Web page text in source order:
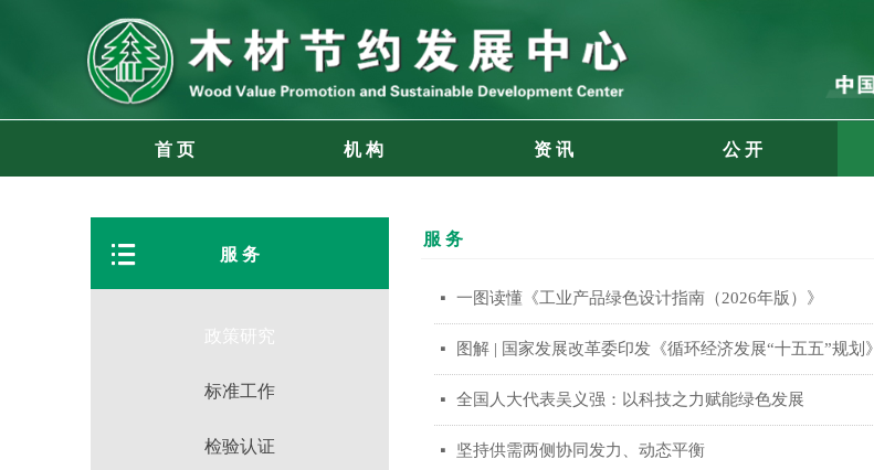
首 页 机 构 资 讯 公 开
服 务
넷 一图读懂《工业产品绿色设计指南（2026年版）》
넷 图解 | 国家发展改革委印发《循环经济发展“十五五”规划》
넷 全国人大代表吴义强：以科技之力赋能绿色发展
넷 坚持供需两侧协同发力、动态平衡
服 务
뀑
政策研究
标准工作
检验认证